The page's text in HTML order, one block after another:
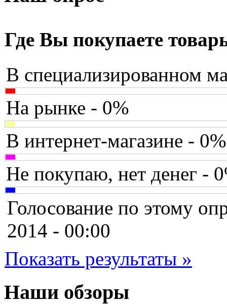
Assistant
Asus(25)
Barnes&noble
Brain
Brava(1)
Canyon
Cbr
Chicony
Codegen
Cooler master
Cube
Cyborg
Datex
Где Вы покупаете
В специализированном
На рынке - 0%
В интернет-магазине - 0%
Не покупаю, нет денег -
Голосование по этому
2014 - 00:00
Показать результаты »
Наши обзоры